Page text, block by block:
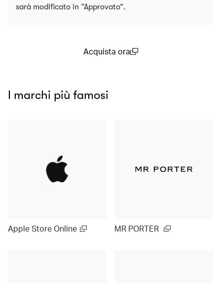
sarà modificato in “Approvato”.
Acquista ora
I marchi più famosi
Apple Store Online MR PORTER